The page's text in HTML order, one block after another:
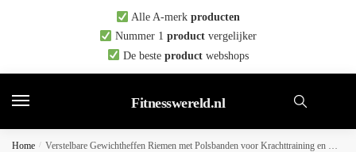
Alle A-merk producten
Nummer 1 productvergelijker
De beste productwebshops
Fitnesswereld.nl
Home / Verstelbare Gewichtheffen Riemen met Polsbanden voor Krachttraining en Bodybuilding